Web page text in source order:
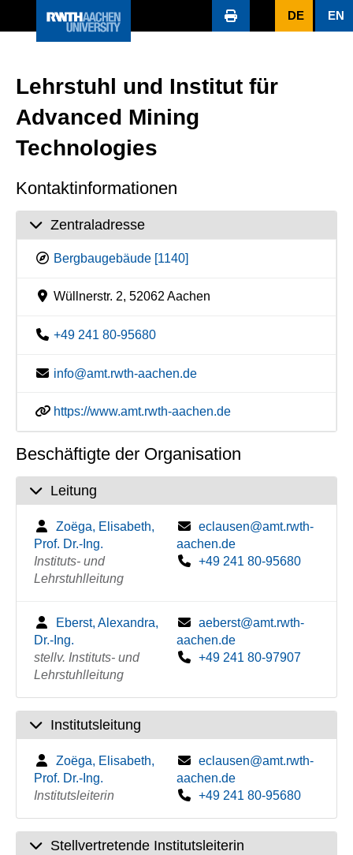
DE EN
Lehrstuhl und Institut für
Advanced Mining
Technologies
Kontaktinformationen
Zentraladresse
Bergbaugebäude [1140]
Wüllnerstr. 2, 52062 Aachen
+49 241 80-95680
info@amt.rwth-aachen.de
https://www.amt.rwth-aachen.de
Beschäftigte der Organisation
Leitung
Zoëga, Elisabeth,
Prof. Dr.-Ing.
Instituts- und
Lehrstuhlleitung
eclausen@amt.rwth-
aachen.de
+49 241 80-95680
Eberst, Alexandra,
Dr.-Ing.
stellv. Instituts- und
Lehrstuhlleitung
aeberst@amt.rwth-
aachen.de
+49 241 80-97907
Institutsleitung
Zoëga, Elisabeth,
Prof. Dr.-Ing.
Institutsleiterin
eclausen@amt.rwth-
aachen.de
+49 241 80-95680
Stellvertretende Institutsleiterin